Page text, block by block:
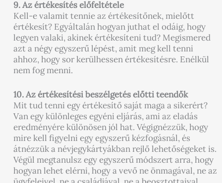
9. Az értékesítés előfeltétele
Kell-e valamit tennie az értékesítőnek, mielőtt
értékesít? Egyáltalán hogyan juthat el odáig, hogy
legyen valaki, akinek értékesíteni tud? Megismered
azt a négy egyszerű lépést, amit meg kell tenni
ahhoz, hogy sor kerülhessen értékesítésre. Enélkül
nem fog menni.
10. Az értékesítési beszélgetés előtti teendők
Mit tud tenni egy értékesítő saját maga a sikerért?
Van egy különleges egyéni eljárás, ami az eladás
eredményére különösen jól hat. Végignézzük, hogy
mire kell figyelni egy egyszerű kézfogásnál, és
átnézzük a névjegykártyákban rejlő lehetőségeket is.
Végül megtanulsz egy egyszerű módszert arra, hogy
hogyan lehet elérni, hogy a vevő ne önmagával, ne az